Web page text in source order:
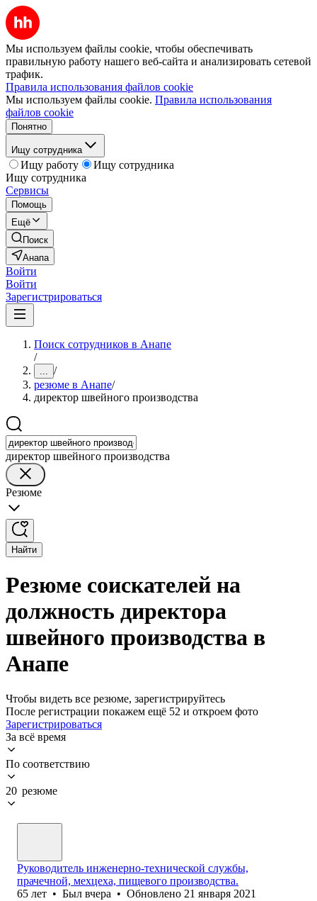
Мы используем файлы cookie, чтобы обеспечивать
правильную работу нашего веб-сайта и анализировать сетевой
трафик.
Правила использования файлов cookie
Мы используем файлы cookie. Правила использования
файлов cookie
Понятно
Ищу сотрудника
Ищу работу
Ищу сотрудника
Ищу сотрудника
Сервисы
Помощь
Ещё
Поиск
Анапа
Войти
Войти
Зарегистрироваться
Поиск сотрудников в Анапе
/
... /
резюме в Анапе/
директор швейного производства
директор швейного производства
Резюме
Найти
Резюме соискателей на
должность директора
швейного производства в
Анапе
Чтобы видеть все резюме, зарегистрируйтесь
После регистрации покажем ещё 52 и откроем фото
Зарегистрироваться
За всё время
По соответствию
20 резюме
Руководитель инженерно-технической службы,
прачечной, мехцеха, пищевого производства.
65 лет • Был вчера • Обновлено 21 января 2021